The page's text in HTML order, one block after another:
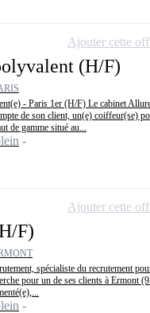
(H/F)
- Paris 1er (H/F) Le cabinet
de son client, un(e) coiffeur(se)
de gamme situé au...
Ajouter cette
F)
spécialiste du recrutement
pour un de ses clients à Ermont
Ajouter cette